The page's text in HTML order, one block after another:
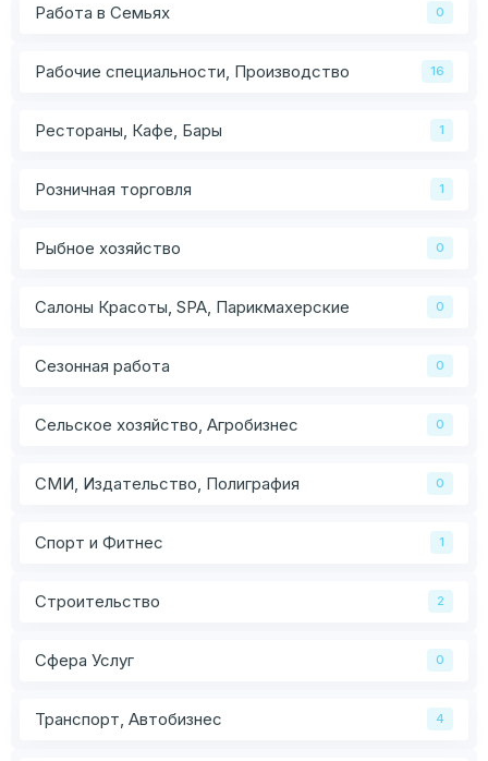
Работа в Семьях 0
Рабочие специальности, Производство 16
Рестораны, Кафе, Бары 1
Розничная торговля 1
Рыбное хозяйство 0
Салоны Красоты, SPA, Парикмахерские 0
Сезонная работа 0
Сельское хозяйство, Агробизнес 0
СМИ, Издательство, Полиграфия 0
Спорт и Фитнес 1
Строительство 2
Сфера Услуг 0
Транспорт, Автобизнес 4